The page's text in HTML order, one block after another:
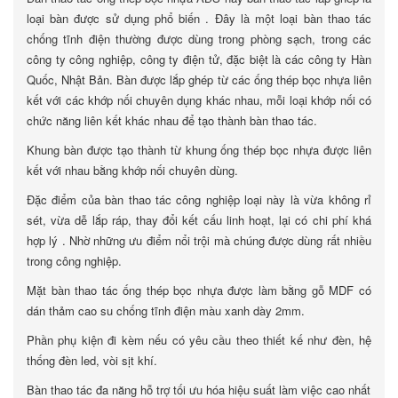
loại bàn được sử dụng phổ biến . Đây là một loại bàn thao tác
chống tĩnh điện thường được dùng trong phòng sạch, trong các
công ty công nghiệp, công ty điện tử, đặc biệt là các công ty Hàn
Quốc, Nhật Bản. Bàn được lắp ghép từ các ống thép bọc nhựa liên
kết với các khớp nối chuyên dụng khác nhau, mỗi loại khớp nối có
chức năng liên kết khác nhau để tạo thành bàn thao tác.
Khung bàn được tạo thành từ khung ống thép bọc nhựa được liên
kết với nhau bằng khớp nối chuyên dùng.
Đặc điểm của bàn thao tác công nghiệp loại này là vừa không rỉ
sét, vừa dễ lắp ráp, thay đổi kết cấu linh hoạt, lại có chi phí khá
hợp lý . Nhờ những ưu điểm nổi trội mà chúng được dùng rất nhiều
trong công nghiệp.
Mặt bàn thao tác ống thép bọc nhựa được làm bằng gỗ MDF có
dán thảm cao su chống tĩnh điện màu xanh dày 2mm.
Phần phụ kiện đi kèm nếu có yêu cầu theo thiết kế như đèn, hệ
thống đèn led, vòi sịt khí.
Bàn thao tác đa năng hỗ trợ tối ưu hóa hiệu suất làm việc cao nhất